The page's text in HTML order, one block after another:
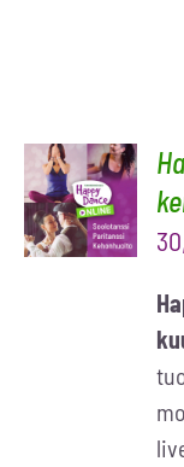
VALITSE
VAIHTOEHDOISTA
/
LISÄTIEDOT